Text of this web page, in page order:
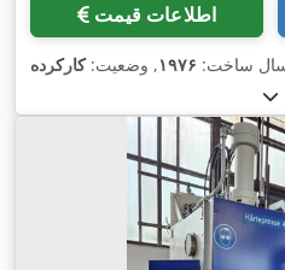
اطلاعات قیمت
ساخت: ۱۹۷۶, وضعیت:کارکرده